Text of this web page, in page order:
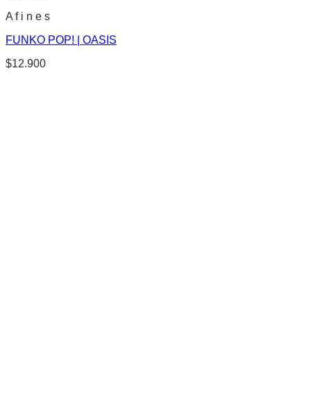
A f i n e s
FUNKO POP! | OASIS
$12.900